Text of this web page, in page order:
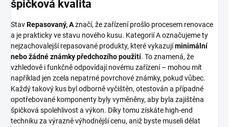
špičková kvalita
StavRepasovaný, Aznačí, že zařízení prošlo procesem renovace
a je prakticky ve stavu nového kusu. Kategorií A označujeme ty
nejzachovalejší repasované produkty, které vykazujíminimální
nebo žádné známky předchozího použití. To znamená, že
vzhledově i funkčně odpovídají novému zařízení – mohou mít
například jen zcela nepatrné povrchové známky, pokud vůbec.
Každý takový kus byl odborně vyčištěn, otestován a případné
opotřebované komponenty byly vyměněny, aby byla zajištěna
špičková spolehlivost a výkon. Díky tomu získáte high-end
techniku za výrazně výhodnější cenu, aniž byste museli dělat